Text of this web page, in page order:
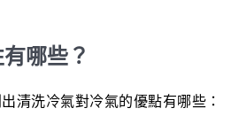
哪些？
清洗冷氣對冷氣的優點有哪些：